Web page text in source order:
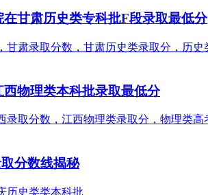
甘肃历史类专科批F段录取最低分
物理类本科批录取最低分
分数线揭秘